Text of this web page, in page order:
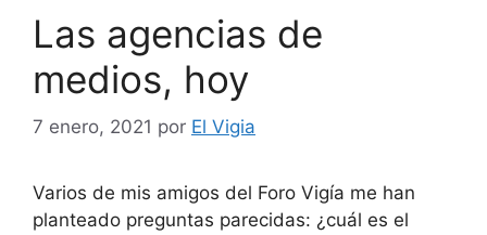
Las agencias de
medios, hoy
7 enero, 2021 por El Vigia
Varios de mis amigos del Foro Vigía me han
planteado preguntas parecidas: ¿cuál es el